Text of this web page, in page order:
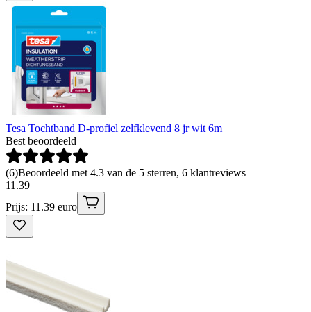
Tesa Tochtband D-profiel zelfklevend 8 jr wit 6m
Best beoordeeld
(6)Beoordeeld met 4.3 van de 5 sterren, 6 klantreviews
11.39
Prijs: 11.39 euro